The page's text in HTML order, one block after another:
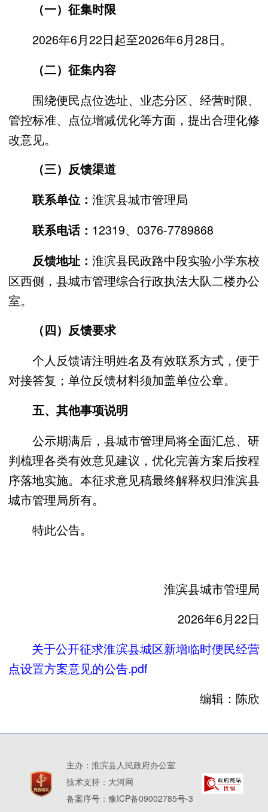
（一）征集时限
2026年6月22日起至2026年6月28日。
（二）征集内容
围绕便民点位选址、业态分区、经营时限、
管控标准、点位增减优化等方面，提出合理化修
改意见。
（三）反馈渠道
联系单位： 淮滨县城市管理局
联系电话： 12319、0376-7789868
反馈地址： 淮滨县民政路中段实验小学东校
区西侧，县城市管理综合行政执法大队二楼办公
室。
（四）反馈要求
个人反馈请注明姓名及有效联系方式，便于
对接答复；单位反馈材料须加盖单位公章。
五、其他事项说明
公示期满后，县城市管理局将全面汇总、研
判梳理各类有效意见建议，优化完善方案后按程
序落地实施。本征求意见稿最终解释权归淮滨县
城市管理局所有。
特此公告。
淮滨县城市管理局
2026年6月22日
关于公开征求淮滨县城区新增临时便民经营
点设置方案意见的公告.pdf
编辑：陈欣
主办：淮滨县人民政府办公室
技术支持： 大河网
备案序号： 豫ICP备09002785号-3